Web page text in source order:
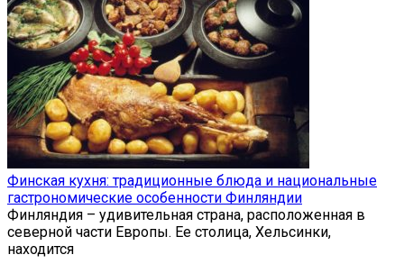
Финская кухня: традиционные блюда и национальные
гастрономические особенности Финляндии
Финляндия – удивительная страна, расположенная в
северной части Европы. Ее столица, Хельсинки,
находится